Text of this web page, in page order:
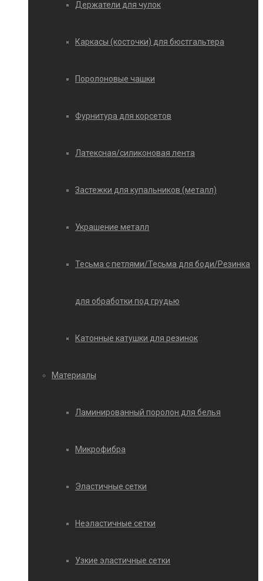
Держатели для чулок
Каркасы (косточки) для бюстгальтера
Поролоновые чашки
Фурнитура для корсетов
Латексная/силиконовая лента
Застежки для купальников (металл)
Украшение металл
Тесьма с петлями/Тесьма для боди/Резинка
для обработки под грудью
Катонные катушки для резинок
Материалы
Ламинированный поролон для белья
Микрофибра
Эластичные сетки
Неэластичные сетки
Узкие эластичные сетки